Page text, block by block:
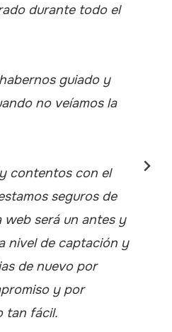
durante todo el
guiado y
no veíamos la
contentos con el
seguros de
web será un antes y
nivel de captación y
de nuevo por
y por
tan fácil.